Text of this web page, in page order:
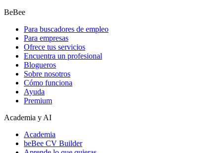
BeBee
Para buscadores de empleo
Para empresas
Ofrece tus servicios
Encuentra un profesional
Blogueros
Sobre nosotros
Cómo funciona
Ayuda
Premium
Academia y AI
Academia
beBee CV Builder